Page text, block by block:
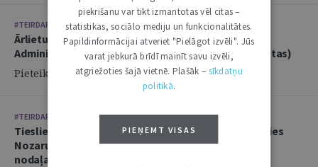
#TEIRDARBS
Ārlietu ministrija aicina savā komandā pievienoties
Administratīvi tiesiskās nodaļas juristu (2 amata vietas)
Pieteikšanās līdz: 14.06.2026.
#TEIRDARBS
Tieslietu ministrija aicina savai komandai pievienoties
Nozaru politikas departamenta Politikas izstrādes
nodaļas juristu
piekrišanu var tikt izmantotas vēl citas –
statistikas, sociālo mediju un funkcionalitātes.
Papildinformācijai atveriet "Pielāgot izvēli". Jūs
varat jebkurā brīdī mainīt savu izvēli,
atgriežoties šajā vietnē. Plašāk – sīkdatņu
politikā.
PIEŅEMT VISAS